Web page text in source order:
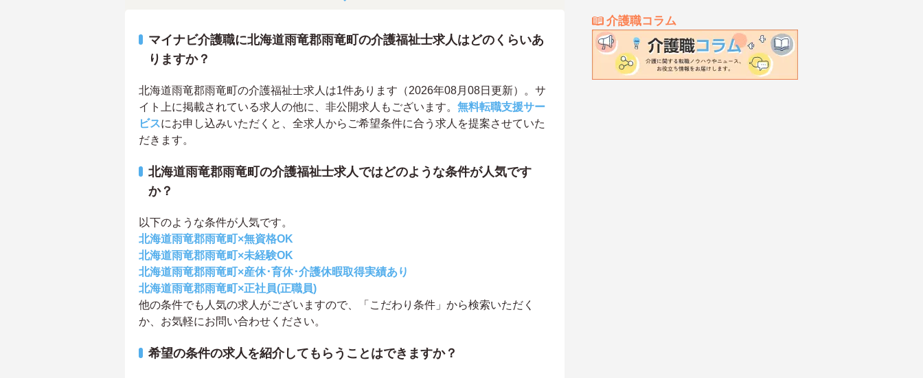
介護職コラム
マイナビ介護職に北海道雨竜郡雨竜町の介護福祉士求人はどのくらいあ
りますか？
北海道雨竜郡雨竜町の介護福祉士求人は1件あります（2026年08月08日更新）。サ
イト上に掲載されている求人の他に、非公開求人もございます。 無料転職支援サー
ビスにお申し込みいただくと、全求人からご希望条件に合う求人を提案させていた
だきます。
北海道雨竜郡雨竜町の介護福祉士求人ではどのような条件が人気です
か？
以下のような条件が人気です。
北海道雨竜郡雨竜町×無資格OK
北海道雨竜郡雨竜町×未経験OK
北海道雨竜郡雨竜町×産休･育休･介護休暇取得実績あり
北海道雨竜郡雨竜町×正社員(正職員)
他の条件でも人気の求人がございますので、「こだわり条件」から検索いただく
か、お気軽にお問い合わせください。
希望の条件の求人を紹介してもらうことはできますか？